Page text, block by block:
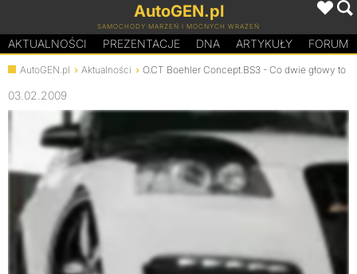
AutoGEN.pl
SAMOCHODY MARZEŃ I MOCNYCH WRAŻEŃ
AKTUALNOŚCI PREZENTACJE DNA ARTYKUŁY FORUM
AutoGEN.pl Aktualności O.CT Boehler Concept.BS3 - Co dwie głowy to
03.02.2009